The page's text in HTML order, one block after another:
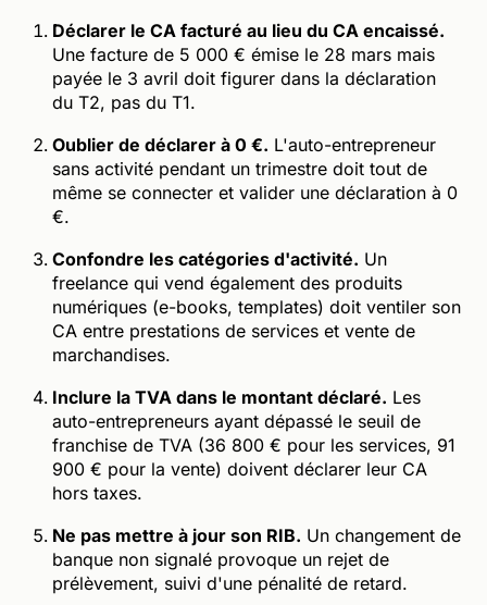
Déclarer le CA facturé au lieu du CA encaissé.
Une facture de 5 000 € émise le 28 mars mais
payée le 3 avril doit figurer dans la déclaration
du T2, pas du T1.
Oublier de déclarer à 0 €. L'auto-entrepreneur
sans activité pendant un trimestre doit tout de
même se connecter et valider une déclaration à 0
€.
Confondre les catégories d'activité. Un
freelance qui vend également des produits
numériques (e-books, templates) doit ventiler son
CA entre prestations de services et vente de
marchandises.
Inclure la TVA dans le montant déclaré. Les
auto-entrepreneurs ayant dépassé le seuil de
franchise de TVA (36 800 € pour les services, 91
900 € pour la vente) doivent déclarer leur CA
hors taxes.
Ne pas mettre à jour son RIB. Un changement de
banque non signalé provoque un rejet de
prélèvement, suivi d'une pénalité de retard.